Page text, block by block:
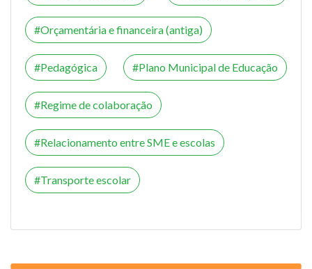
Orçamentária e financeira (antiga)
Pedagógica Plano Municipal de Educação
Regime de colaboração
Relacionamento entre SME e escolas
Transporte escolar